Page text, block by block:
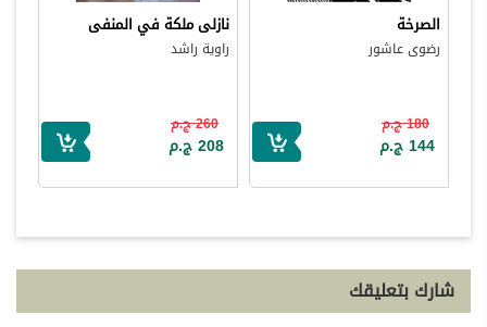
الصرخة
رضوى عاشور
180 ج.م
144 ج.م
نازلى ملكة في المنفى
راوية راشد
260 ج.م
208 ج.م
شارك بتعليقك